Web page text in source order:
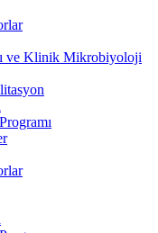
ve Klinik Mikrobiyoloji